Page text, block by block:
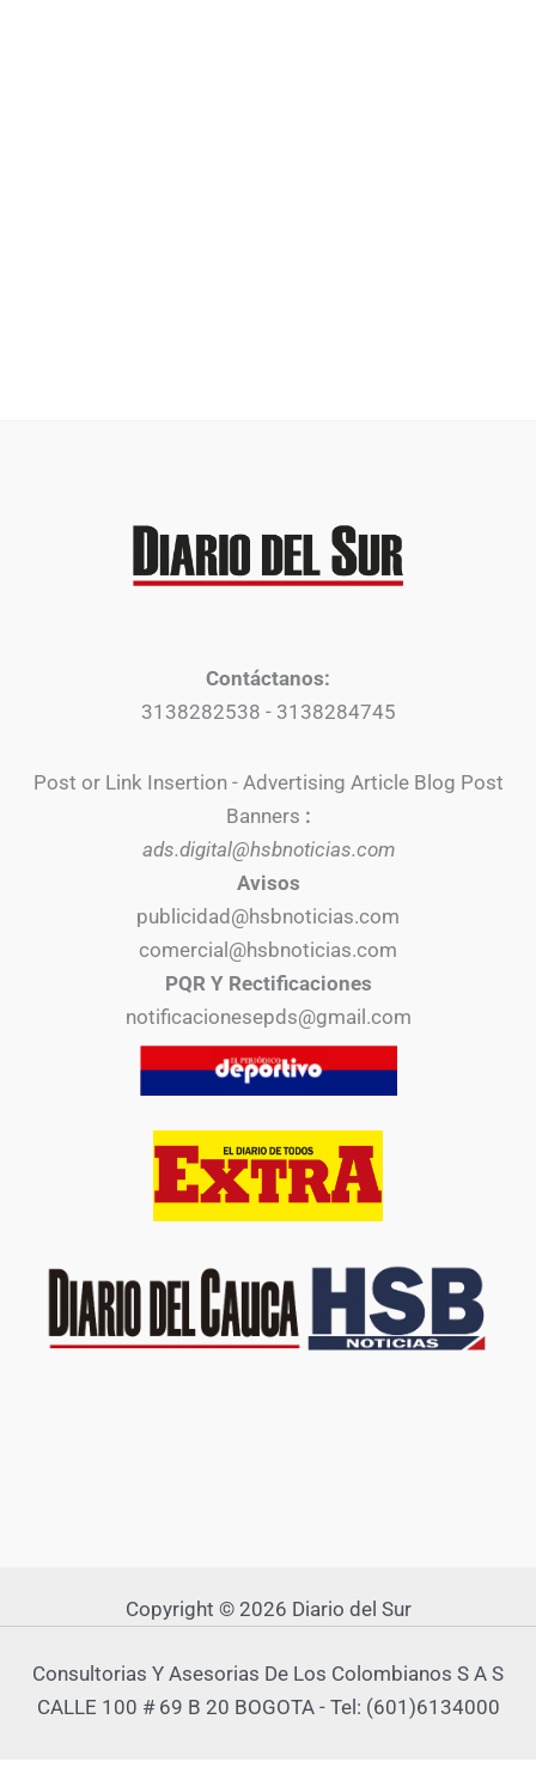
Contáctanos:
3138282538 - 3138284745
Post or Link Insertion - Advertising Article Blog Post
Banners :
ads.digital@hsbnoticias.com
Avisos
publicidad@hsbnoticias.com
comercial@hsbnoticias.com
PQR Y Rectificaciones
notificacionesepds@gmail.com
Copyright © 2026 Diario del Sur
Consultorias Y Asesorias De Los Colombianos S A S
CALLE 100 # 69 B 20 BOGOTA - Tel: (601)6134000